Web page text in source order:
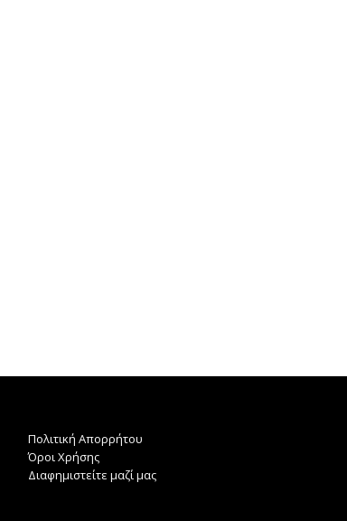
Πολιτική Απορρήτου
Όροι Χρήσης
Διαφημιστείτε μαζί μας